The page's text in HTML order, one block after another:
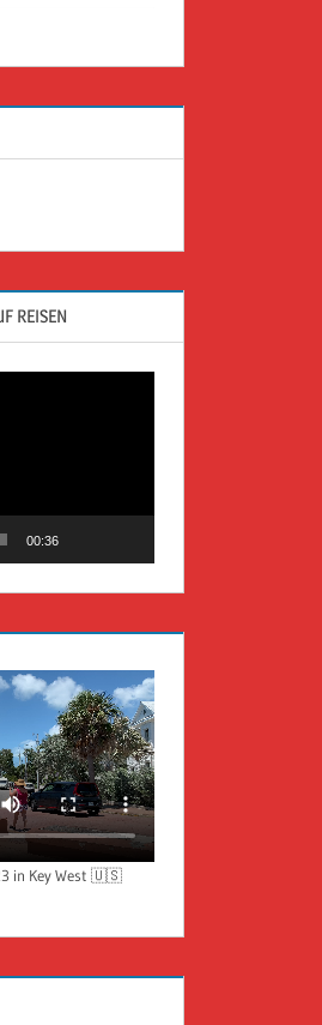
REISEN
00:36
in Key West 🇺🇸